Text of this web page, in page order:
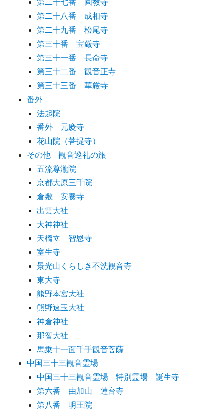
第二十七番 圓教寺
第二十八番 成相寺
第二十九番 松尾寺
第三十番 宝厳寺
第三十一番 長命寺
第三十二番 観音正寺
第三十三番 華厳寺
番外
法起院
番外 元慶寺
花山院（菩提寺）
その他 観音巡礼の旅
五流尊瀧院
京都大原三千院
倉敷 安養寺
出雲大社
大神神社
天橋立 智恩寺
室生寺
景光山くらしき不洗観音寺
東大寺
熊野本宮大社
熊野速玉大社
神倉神社
那智大社
馬乗十一面千手観音菩薩
中国三十三観音霊場
中国三十三観音霊場 特別霊場 誕生寺
第六番 由加山 蓮台寺
第八番 明王院